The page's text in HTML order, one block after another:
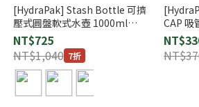
[HydraPak] Stash Bottle 可擠
壓式圓盤軟式水壺 1000ml
(HPG121)
NT$725
NT$1,040 7折
CAP 吸